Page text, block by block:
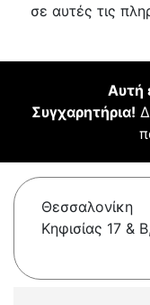
σε αυτές τις
Αυτή
Συγχαρητήρια!
Θεσσαλονίκη
Κηφισίας 17 &